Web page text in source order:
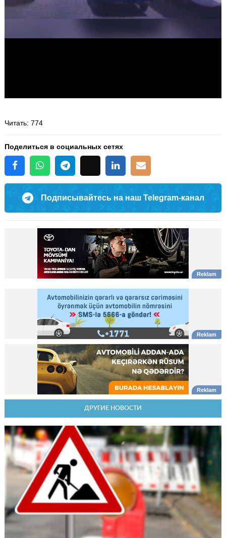
Читать: 774
Поделиться в социальных сетях
Подписывайтесь на наш Telegram-канал
ДРУГИЕ НОВОСТИ